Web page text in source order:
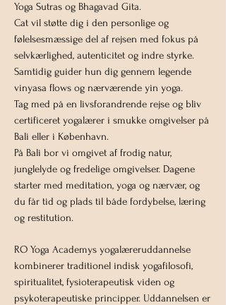
Yoga Sutras og Bhagavad Gita.
Cat vil støtte dig i den personlige og
følelsesmæssige del af rejsen med fokus på
selvkærlighed, autenticitet og indre styrke.
Samtidig guider hun dig gennem legende
vinyasa flows og nærværende yin yoga.
Tag med på en livsforandrende rejse og bliv
certificeret yogalærer i smukke omgivelser på
Bali eller i København.
På Bali bor vi omgivet af frodig natur,
junglelyde og fredelige omgivelser. Dagene
starter med meditation, yoga og nærvær, og
du får tid og plads til både fordybelse, læring
og restitution.
RO Yoga Academys yogalæreruddannelse
kombinerer traditionel indisk yogafilosofi,
spiritualitet, fysioterapeutisk viden og
psykoterapeutiske principper. Uddannelsen er